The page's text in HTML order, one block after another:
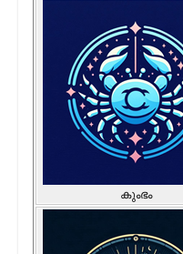
കുംഭം